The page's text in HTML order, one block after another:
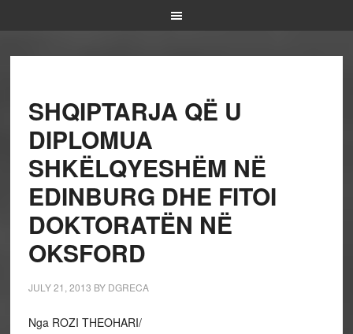
SHQIPTARJA QË U
DIPLOMUA
SHKËLQYESHËM NË
EDINBURG DHE FITOI
DOKTORATËN NË
OKSFORD
JULY 21, 2013 BY DGRECA
Nga ROZI THEOHARI/